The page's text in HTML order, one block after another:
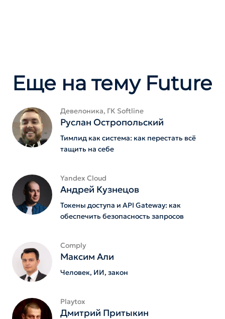
Еще на тему Future
Девелоника, ГК Softline
Руслан Остропольский
Тимлид как система: как перестать всё
тащить на себе
Yandex Cloud
Андрей Кузнецов
Токены доступа и API Gateway: как
обеспечить безопасность запросов
Comply
Максим Али
Человек, ИИ, закон
Playtox
Дмитрий Притыкин